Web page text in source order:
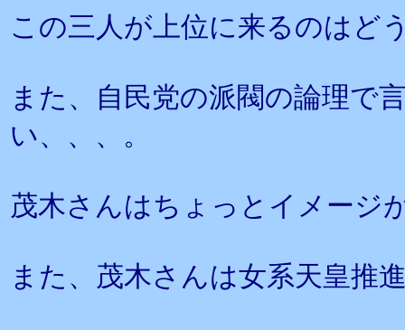
この三人が上位に来るのはど
また、自民党の派閥の論理で
い、、、。
茂木さんはちょっとイメージ
また、茂木さんは女系天皇推